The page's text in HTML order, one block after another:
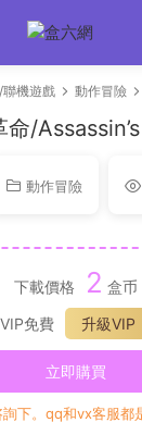
機遊戲 動作冒險
命/
動作冒險
下載價格 2 盒币
VIP免費
升級VIP
立即購買
詢下。qq和vx客服